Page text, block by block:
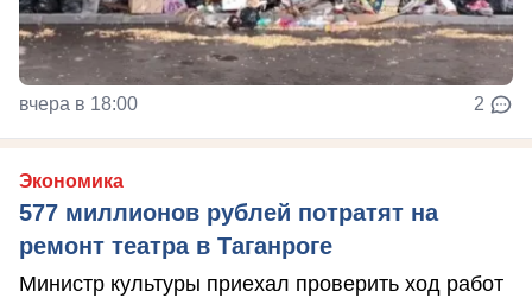
вчера в 18:00 2
Экономика
577 миллионов рублей потратят на
ремонт театра в Таганроге
Министр культуры приехал проверить ход работ